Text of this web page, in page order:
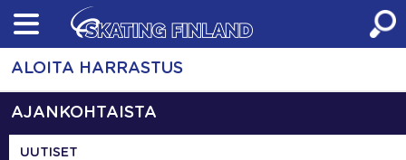
Skip
content
ALOITA HARRASTUS
AJANKOHTAISTA
UUTISET